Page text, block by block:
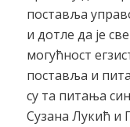
поставља
и дотле да је
могућност
поставља и
су та питања
Сузана Лукић и